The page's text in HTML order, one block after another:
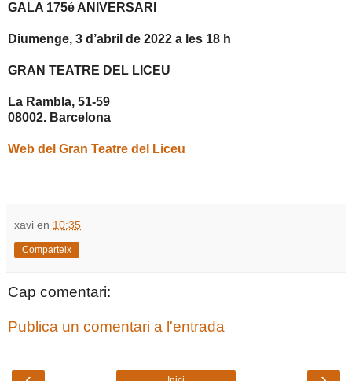
GALA 175é ANIVERSARI
Diumenge, 3 d’abril de 2022 a les 18 h
GRAN TEATRE DEL LICEU
La Rambla, 51-59
08002. Barcelona
Web del Gran Teatre del Liceu
xavi en 10:35
Comparteix
Cap comentari:
Publica un comentari a l'entrada